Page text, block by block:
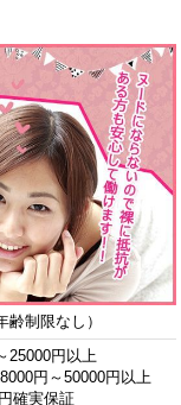
制限なし）
25000円以上
円～50000円以上
確実保証